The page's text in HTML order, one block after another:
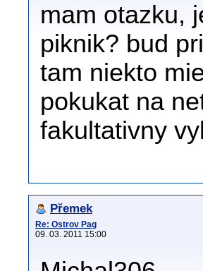
mam otazku,
piknik? bud
tam niekto
pokukat na
fakultativny
Přemek
Re: Ostrov Pag
09. 03. 2011 15:00